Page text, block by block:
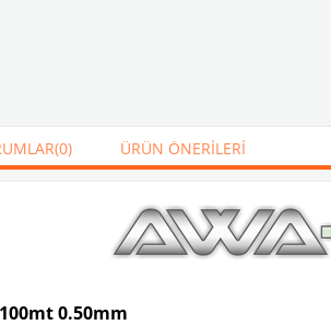
(0) ÜRÜN ÖNERILERI
0.50mm